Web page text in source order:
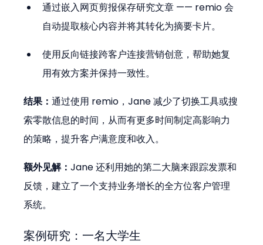
通过嵌入网页剪报保存研究文章 —— remio 会
自动提取核心内容并将其转化为摘要卡片。
使用反向链接跨客户连接营销创意，帮助她复
用有效方案并保持一致性。
结果：通过使用 remio，Jane 减少了切换工具或搜
索零散信息的时间，从而有更多时间制定高影响力
的策略，提升客户满意度和收入。
额外见解：Jane 还利用她的第二大脑来跟踪发票和
反馈，建立了一个支持业务增长的全方位客户管理
系统。
案例研究：一名大学生